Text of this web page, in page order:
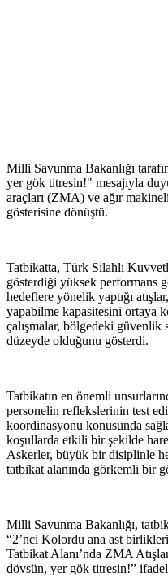
Milli Savunma Bakanlığı
yer gök titresin!" mesajıyla
araçları (ZMA) ve ağır
gösterisine dönüştü.
Tatbikatta, Türk Silahlı
gösterdiği yüksek performans
hedeflere yönelik yaptığı
yapabilme kapasitesini ortaya
çalışmalar, bölgedeki güvenlik
düzeyde olduğunu gösterdi.
Tatbikatın en önemli
personelin reflekslerinin test
koordinasyonu konusunda
koşullarda etkili bir şekilde
Askerler, büyük bir disiplinle
tatbikat alanında görkemli bir
Milli Savunma Bakanlığı,
“2’nci Kolordu ana ast birlikleri
Tatbikat Alanı’nda ZMA
dövsün, yer gök titresin!”